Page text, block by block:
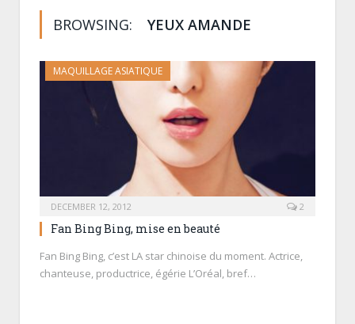
BROWSING: YEUX AMANDE
MAQUILLAGE ASIATIQUE
DECEMBER 12, 2012 2
Fan Bing Bing, mise en beauté
Fan Bing Bing, c’est LA star chinoise du moment. Actrice,
chanteuse, productrice, égérie L’Oréal, bref…